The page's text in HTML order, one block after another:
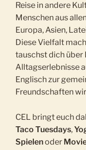
Reise in andere
Menschen aus
Europa, Asien,
Diese Vielfalt
tauschst dich über
Alltagserlebnisse
Englisch zur
Freundschaften
CEL bringt euch
Taco Tuesdays,
Spielenoder